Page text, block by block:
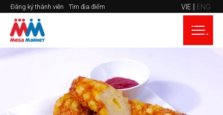
Đăng ký thành viên Tìm địa điểm VIE ENG